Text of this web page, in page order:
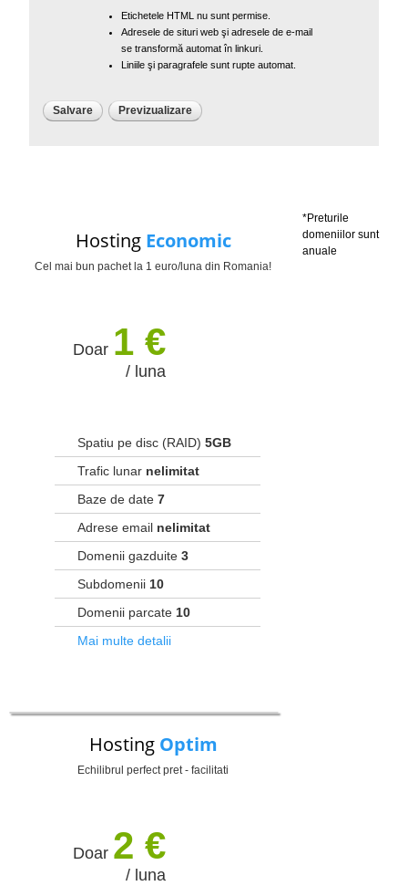
Etichetele HTML nu sunt permise.
Adresele de situri web şi adresele de e-mail
se transformă automat în linkuri.
Liniile şi paragrafele sunt rupte automat.
Hosting Economic
Cel mai bun pachet la 1 euro/luna din Romania!
Doar 1 €
/ luna
Spatiu pe disc (RAID) 5GB
Trafic lunar nelimitat
Baze de date 7
Adrese email nelimitat
Domenii gazduite 3
Subdomenii 10
Domenii parcate 10
Mai multe detalii
Hosting Optim
Echilibrul perfect pret - facilitati
Doar 2 €
/ luna
*Preturile
domeniilor sunt
anuale